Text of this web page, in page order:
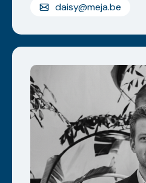
daisy@meja.be